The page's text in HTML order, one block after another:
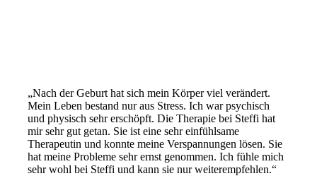
„Nach der Geburt hat sich mein Körper viel verändert.
Mein Leben bestand nur aus Stress. Ich war psychisch
und physisch sehr erschöpft. Die Therapie bei Steffi hat
mir sehr gut getan. Sie ist eine sehr einfühlsame
Therapeutin und konnte meine Verspannungen lösen. Sie
hat meine Probleme sehr ernst genommen. Ich fühle mich
sehr wohl bei Steffi und kann sie nur weiterempfehlen.“